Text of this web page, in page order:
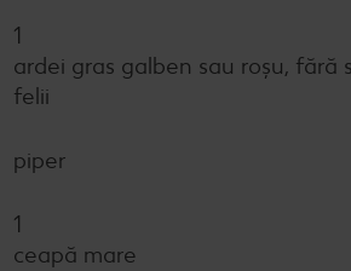
1
ardei gras galben sau roșu, fără
felii
piper
1
ceapă mare